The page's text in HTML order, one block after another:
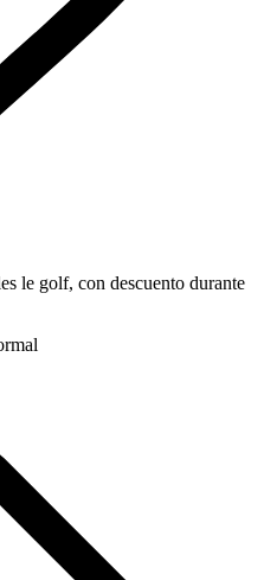
le golf, con descuento durante